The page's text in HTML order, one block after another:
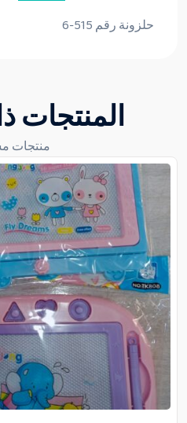
حلزونة رقم 515-6
المنتجات
منتجات